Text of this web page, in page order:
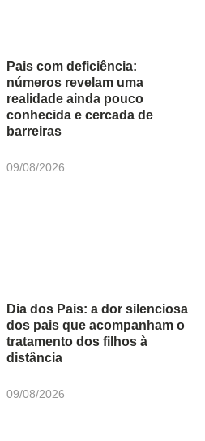
Pais com deficiência:
números revelam uma
realidade ainda pouco
conhecida e cercada de
barreiras
09/08/2026
Dia dos Pais: a dor silenciosa
dos pais que acompanham o
tratamento dos filhos à
distância
09/08/2026